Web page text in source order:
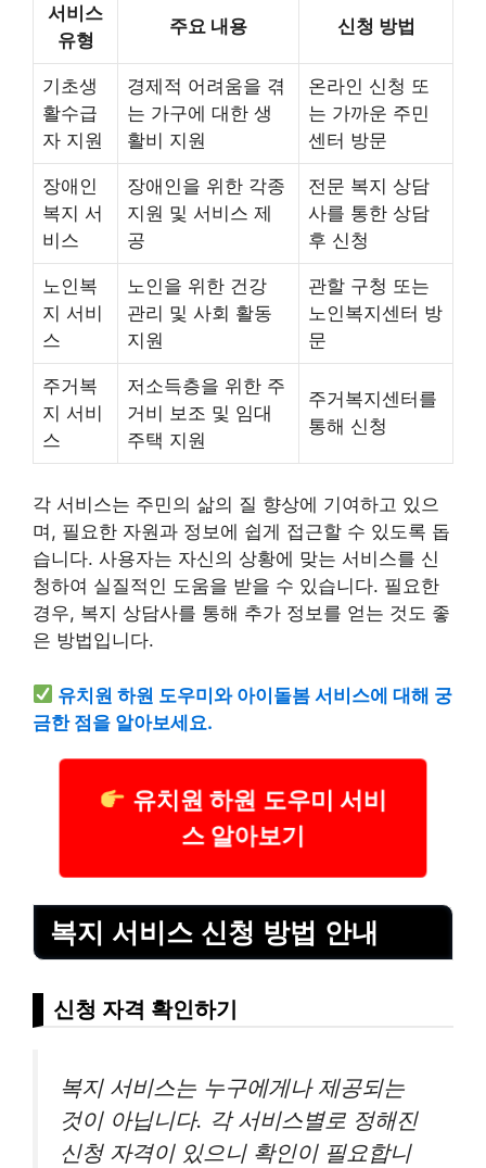
서비스
유형
주요 내용 신청 방법
기초생
활수급
자 지원
경제적 어려움을 겪
는 가구에 대한 생
활비 지원
온라인 신청 또
는 가까운 주민
센터 방문
장애인
복지 서
비스
장애인을 위한 각종
지원 및 서비스 제
공
전문 복지 상담
사를 통한 상담
후 신청
노인복
지 서비
스
노인을 위한 건강
관리 및 사회 활동
지원
관할 구청 또는
노인복지센터 방
문
주거복
지 서비
스
저소득층을 위한 주
거비 보조 및 임대
주택 지원
주거복지센터를
통해 신청
각 서비스는 주민의 삶의 질 향상에 기여하고 있으
며, 필요한 자원과 정보에 쉽게 접근할 수 있도록 돕
습니다. 사용자는 자신의 상황에 맞는 서비스를 신
청하여 실질적인 도움을 받을 수 있습니다. 필요한
경우, 복지 상담사를 통해 추가 정보를 얻는 것도 좋
은 방법입니다.
유치원 하원 도우미와 아이돌봄 서비스에 대해 궁
금한 점을 알아보세요.
유치원 하원 도우미 서비
스 알아보기
복지 서비스 신청 방법 안내
신청 자격 확인하기
복지 서비스는 누구에게나 제공되는
것이 아닙니다. 각 서비스별로 정해진
신청 자격이 있으니 확인이 필요합니